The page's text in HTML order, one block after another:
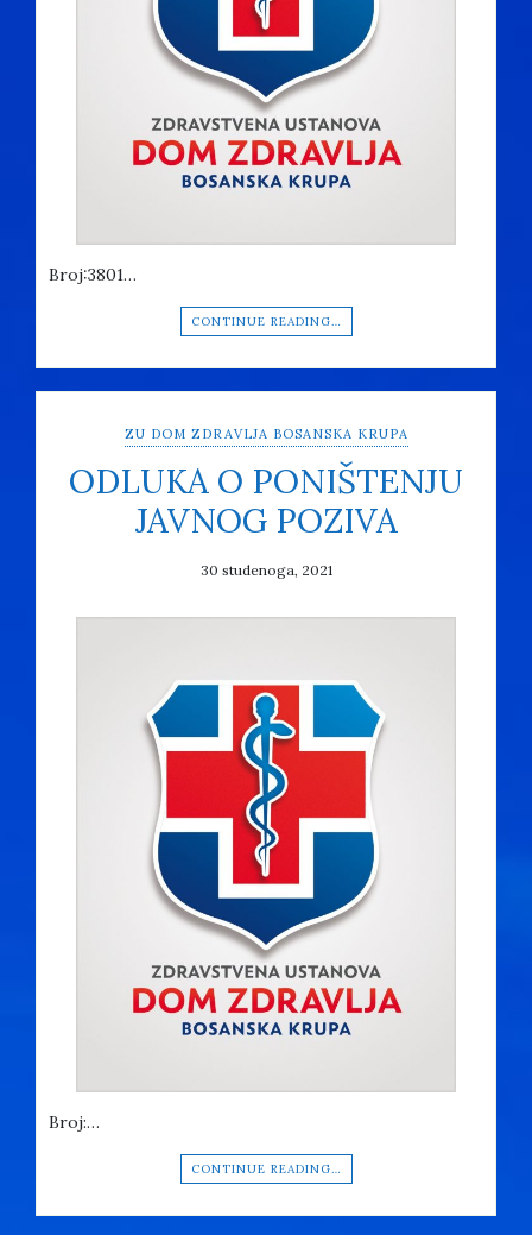
Broj:3801…
CONTINUE READING…
ZU DOM ZDRAVLJA BOSANSKA KRUPA
ODLUKA O PONIŠTENJU
JAVNOG POZIVA
30 studenoga, 2021
Broj:…
CONTINUE READING…